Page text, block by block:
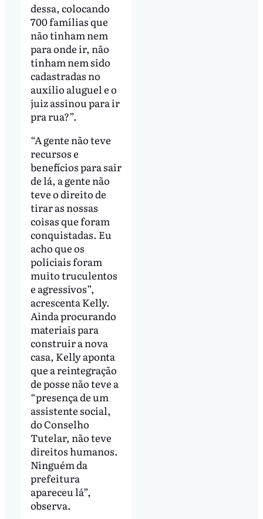
dessa, colocando
700 famílias que
não tinham nem
para onde ir, não
tinham nem sido
cadastradas no
auxílio aluguel e o
juiz assinou para ir
pra rua?”.
“A gente não teve
recursos e
benefícios para sair
de lá, a gente não
teve o direito de
tirar as nossas
coisas que foram
conquistadas. Eu
acho que os
policiais foram
muito truculentos
e agressivos”,
acrescenta Kelly.
Ainda procurando
materiais para
construir a nova
casa, Kelly aponta
que a reintegração
de posse não teve a
“presença de um
assistente social,
do Conselho
Tutelar, não teve
direitos humanos.
Ninguém da
prefeitura
apareceu lá”,
observa.